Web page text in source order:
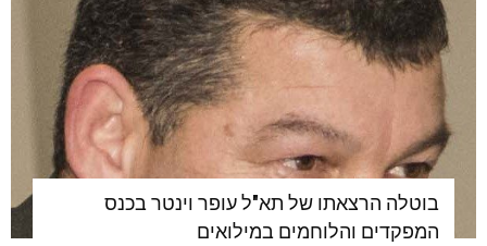
בוטלה הרצאתו של תא"ל עופר וינטר בכנס
המפקדים והלוחמים במילואים